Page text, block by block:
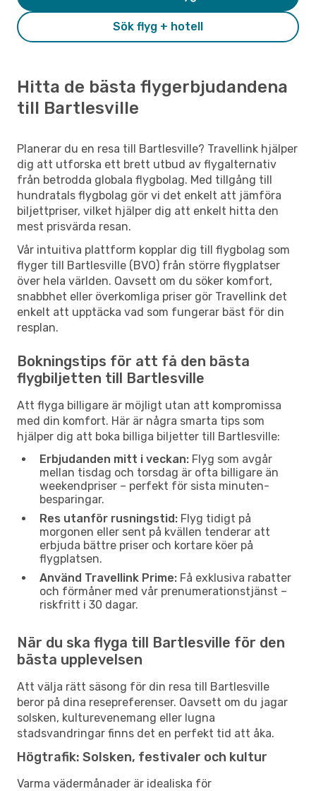
Sök flyg + hotell
Hitta de bästa flygerbjudandena
till Bartlesville
Planerar du en resa till Bartlesville? Travellink hjälper
dig att utforska ett brett utbud av flygalternativ
från betrodda globala flygbolag. Med tillgång till
hundratals flygbolag gör vi det enkelt att jämföra
biljettpriser, vilket hjälper dig att enkelt hitta den
mest prisvärda resan.
Vår intuitiva plattform kopplar dig till flygbolag som
flyger till Bartlesville (BVO) från större flygplatser
över hela världen. Oavsett om du söker komfort,
snabbhet eller överkomliga priser gör Travellink det
enkelt att upptäcka vad som fungerar bäst för din
resplan.
Bokningstips för att få den bästa
flygbiljetten till Bartlesville
Att flyga billigare är möjligt utan att kompromissa
med din komfort. Här är några smarta tips som
hjälper dig att boka billiga biljetter till Bartlesville:
Erbjudanden mitt i veckan: Flyg som avgår
mellan tisdag och torsdag är ofta billigare än
weekendpriser – perfekt för sista minuten-
besparingar.
Res utanför rusningstid: Flyg tidigt på
morgonen eller sent på kvällen tenderar att
erbjuda bättre priser och kortare köer på
flygplatsen.
Använd Travellink Prime: Få exklusiva rabatter
och förmåner med vår prenumerationstjänst –
riskfritt i 30 dagar.
När du ska flyga till Bartlesville för den
bästa upplevelsen
Att välja rätt säsong för din resa till Bartlesville
beror på dina resepreferenser. Oavsett om du jagar
solsken, kulturevenemang eller lugna
stadsvandringar finns det en perfekt tid att åka.
Högtrafik: Solsken, festivaler och kultur
Varma vädermånader är idealiska för